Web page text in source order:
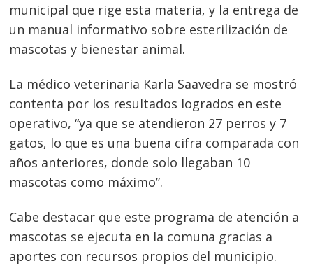
municipal que rige esta materia, y la entrega de
un manual informativo sobre esterilización de
mascotas y bienestar animal.
La médico veterinaria Karla Saavedra se mostró
contenta por los resultados logrados en este
operativo, “ya que se atendieron 27 perros y 7
gatos, lo que es una buena cifra comparada con
años anteriores, donde solo llegaban 10
mascotas como máximo”.
Cabe destacar que este programa de atención a
mascotas se ejecuta en la comuna gracias a
aportes con recursos propios del municipio.